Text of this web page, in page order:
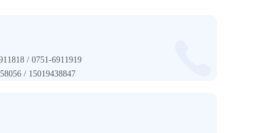
/ 0751-6911919
/ 15019438847